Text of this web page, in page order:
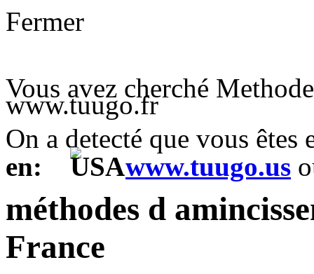
Fermer
Vous avez cherché
www.tuugo.fr
On a detecté que vous
en:
www.tuugo.us
méthodes d
France